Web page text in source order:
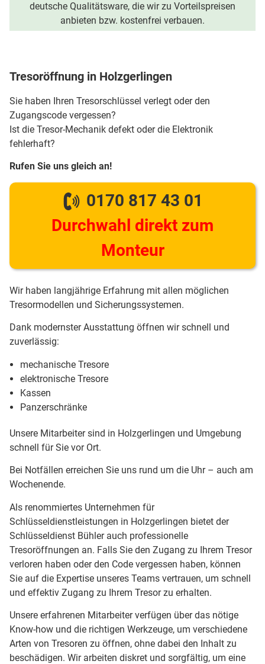
deutsche Qualitätsware, die wir zu Vorteilspreisen
anbieten bzw. kostenfrei verbauen.
Tresoröffnung in Holzgerlingen
Sie haben Ihren Tresorschlüssel verlegt oder den
Zugangscode vergessen?
Ist die Tresor-Mechanik defekt oder die Elektronik
fehlerhaft?
Rufen Sie uns gleich an!
0170 817 43 01
Durchwahl direkt zum
Monteur
Wir haben langjährige Erfahrung mit allen möglichen
Tresormodellen und Sicherungssystemen.
Dank modernster Ausstattung öffnen wir schnell und
zuverlässig:
mechanische Tresore
elektronische Tresore
Kassen
Panzerschränke
Unsere Mitarbeiter sind in Holzgerlingen und Umgebung
schnell für Sie vor Ort.
Bei Notfällen erreichen Sie uns rund um die Uhr – auch am
Wochenende.
Als renommiertes Unternehmen für
Schlüsseldienstleistungen in Holzgerlingen bietet der
Schlüsseldienst Bühler auch professionelle
Tresoröffnungen an. Falls Sie den Zugang zu Ihrem Tresor
verloren haben oder den Code vergessen haben, können
Sie auf die Expertise unseres Teams vertrauen, um schnell
und effektiv Zugang zu Ihrem Tresor zu erhalten.
Unsere erfahrenen Mitarbeiter verfügen über das nötige
Know-how und die richtigen Werkzeuge, um verschiedene
Arten von Tresoren zu öffnen, ohne dabei den Inhalt zu
beschädigen. Wir arbeiten diskret und sorgfältig, um eine